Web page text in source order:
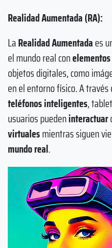
Realidad Aumentada (RA):
LaRealidad Aumentadaes
el mundo real con
objetos digitales, como
en el entorno físico. A través
teléfonos inteligentes,
usuarios puedeninteractuar
virtualesmientras siguen
mundo real.